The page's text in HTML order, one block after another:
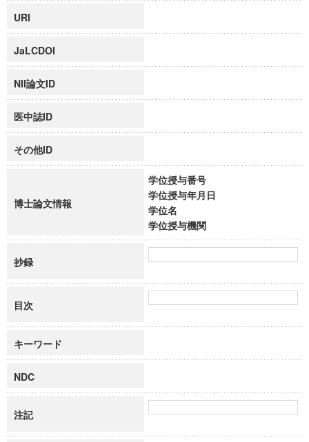
URI
JaLCDOI
NII論文ID
医中誌ID
その他ID
博士論文情報
学位授与番号
学位授与年月日
学位名
学位授与機関
抄録
目次
キーワード
NDC
注記